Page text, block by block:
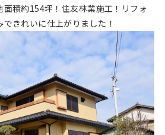
積約154坪！住友林業施工！リフォ
きれいに仕上がりました！